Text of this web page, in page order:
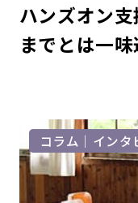
ハンズオン
までとは一
コラム｜インタ